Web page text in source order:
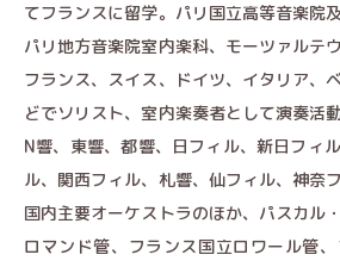
てフランスに留学。パリ国立高等音楽院
パリ地方音楽院室内楽科、モーツァルテ
フランス、スイス、ドイツ、イタリア、
どでソリスト、室内楽奏者として演奏活
N響、東響、都響、日フィル、新日フィ
ル、関西フィル、札響、仙フィル、神奈
国内主要オーケストラのほか、パスカル
ロマンド管、フランス国立ロワール管